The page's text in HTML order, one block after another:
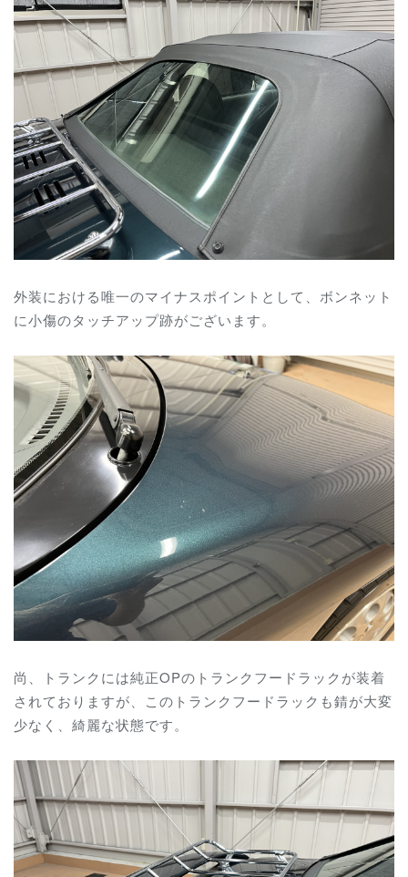
外装における唯一のマイナスポイントとして、ボンネット
に小傷のタッチアップ跡がございます。
尚、トランクには純正OPのトランクフードラックが装着
されておりますが、この トランクフードラックも錆が大変
少なく、綺麗な状態です。